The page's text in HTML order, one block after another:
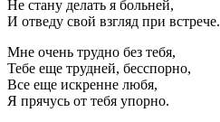
Не стану делать я больней,
И отведу свой взгляд при встрече.
Мне очень трудно без тебя,
Тебе еще трудней, бесспорно,
Все еще искренне любя,
Я прячусь от тебя упорно.